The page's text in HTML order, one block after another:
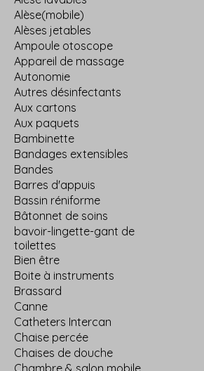
Alèse(mobile)
Alèses jetables
Ampoule otoscope
Appareil de massage
Autonomie
Autres désinfectants
Aux cartons
Aux paquets
Bambinette
Bandages extensibles
Bandes
Barres d'appuis
Bassin réniforme
Bâtonnet de soins
bavoir-lingette-gant de
toilettes
Bien être
Boite à instruments
Brassard
Canne
Catheters Intercan
Chaise percée
Chaises de douche